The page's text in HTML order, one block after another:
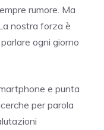
rumore. Ma
nostra forza è
ogni giorno
e punta
per parola